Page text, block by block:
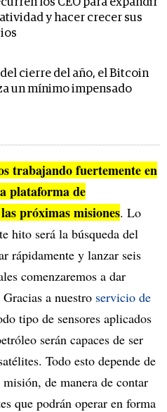
los CEO para expandir
y hacer crecer sus
cierre del año, el Bitcoin
un mínimo impensado
trabajando fuertemente en
plataforma de
próximas misiones. Lo
hito será la búsqueda del
rápidamente y lanzar seis
comenzaremos a dar
a nuestro servicio de
tipo de sensores aplicados
serán capaces de ser
Todo esto depende de
de manera de contar
que podrán operar en forma